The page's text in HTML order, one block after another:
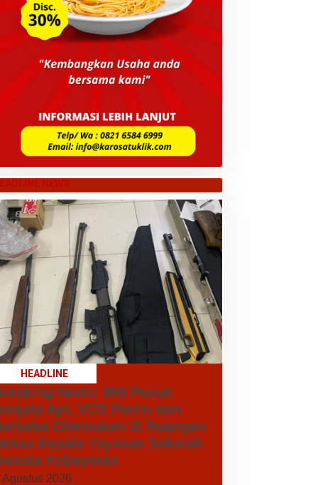
NEWS
HEADLINE
News: 995 Pucuk
Api, VCD Porno dan
Ditemukan di Ruangan
Kepala Yayasan Sekolah
Kebayoran
Agustus 2026